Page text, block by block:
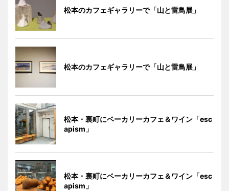
松本のカフェギャラリーで「山と雷鳥展」
松本のカフェギャラリーで「山と雷鳥展」
松本・裏町にベーカリーカフェ＆ワイン「esc
apism」
松本・裏町にベーカリーカフェ＆ワイン「esc
apism」